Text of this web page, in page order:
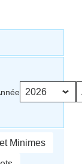
Minimes